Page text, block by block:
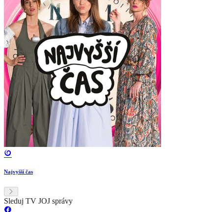
Najvyšší čas
Sleduj TV JOJ správy